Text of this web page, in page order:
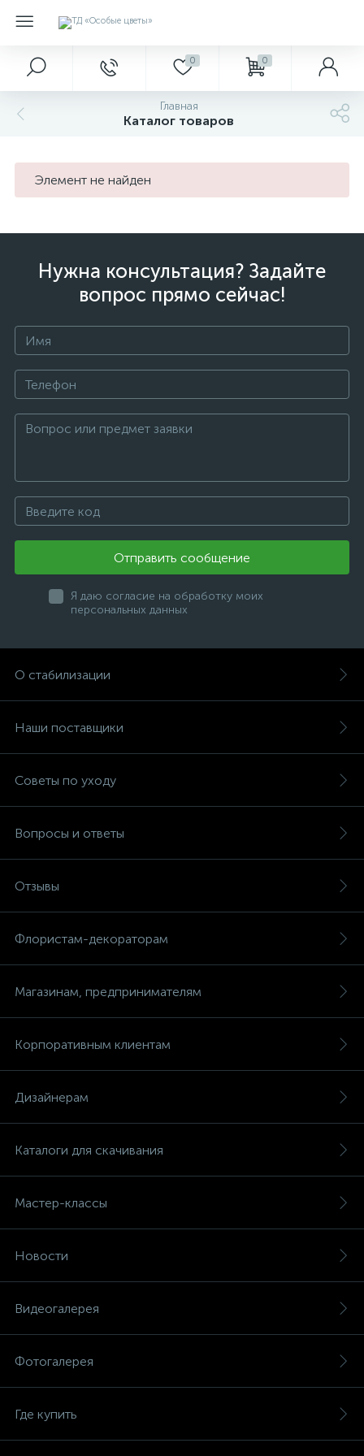
0 0
Главная
Каталог товаров
Элемент не найден
Нужна консультация? Задайте
вопрос прямо сейчас!
Отправить сообщение
Я даю согласие на обработку моих
персональных данных
О стабилизации
Наши поставщики
Советы по уходу
Вопросы и ответы
Отзывы
Флористам-декораторам
Магазинам, предпринимателям
Корпоративным клиентам
Дизайнерам
Каталоги для скачивания
Мастер-классы
Новости
Видеогалерея
Фотогалерея
Где купить